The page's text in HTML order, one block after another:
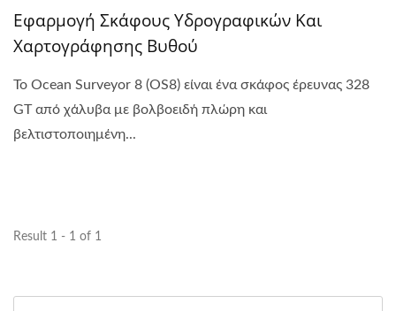
Εφαρμογή Σκάφους Υδρογραφικών Και
Χαρτογράφησης Βυθού
Το Ocean Surveyor 8 (OS8) είναι ένα σκάφος έρευνας 328
GT από χάλυβα με βολβοειδή πλώρη και
βελτιστοποιημένη...
Result 1 - 1 of 1